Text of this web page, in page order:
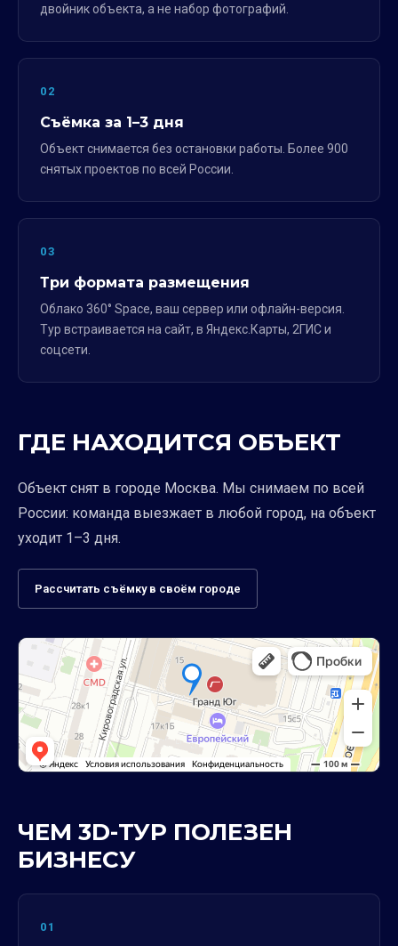
двойник объекта, а не набор фотографий.
02
Съёмка за 1–3 дня
Объект снимается без остановки работы. Более 900
снятых проектов по всей России.
03
Три формата размещения
Облако 360° Space, ваш сервер или офлайн-версия.
Тур встраивается на сайт, в Яндекс.Карты, 2ГИС и
соцсети.
ГДЕ НАХОДИТСЯ ОБЪЕКТ
Объект снят в городе Москва. Мы снимаем по всей
России: команда выезжает в любой город, на объект
уходит 1–3 дня.
Рассчитать съёмку в своём городе
ЧЕМ 3D-ТУР ПОЛЕЗЕН
БИЗНЕСУ
01